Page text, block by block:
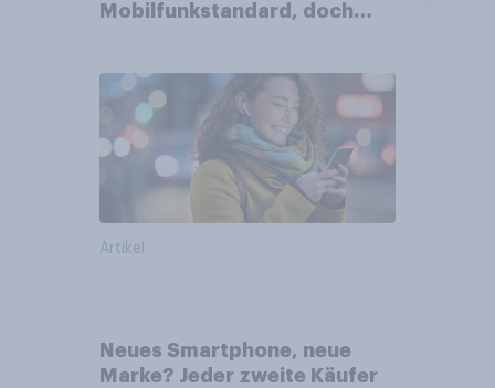
Mobilfunkstandard, doch
Artikel
Neues Smartphone, neue
Marke? Jeder zweite Käufer